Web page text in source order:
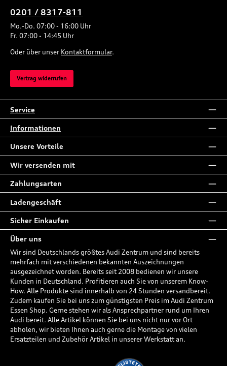
0201 / 8317-811
Mo.-Do. 07:00 - 16:00 Uhr
Fr. 07:00 - 14:45 Uhr
Oder über unser Kontaktformular.
Vertrag widerrufen
Service
Informationen
Unsere Vorteile
Wir versenden mit
Zahlungsarten
Ladengeschäft
Sicher Einkaufen
Über uns
Wir sind Deutschlands größtes Audi Zentrum und sind bereits
mehrfach mit verschiedenen bekannten Auszeichnungen
ausgezeichnet worden. Bereits seit 2008 bedienen wir unsere
Kunden in Deutschland. Profitieren auch Sie von unserem Know-
How. Alle Produkte sind innerhalb von 24 Stunden versandbereit.
Zudem kaufen Sie bei uns zum günstigsten Preis im Audi Zentrum
Essen Shop. Gerne stehen wir als Ansprechpartner rund um Ihren
Audi bereit. Alle Artikel können Sie bei uns nicht nur vor Ort
abholen, wir bieten Ihnen auch gerne die Montage von vielen
Ersatzteilen und Zubehör Artikel in unserer Werkstatt an.